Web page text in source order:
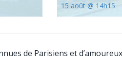
15 août @ 14h15
de Parisiens et